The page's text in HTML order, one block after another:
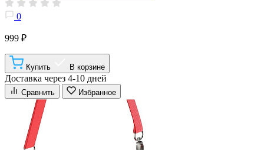
0
999 ₽
Купить В корзине
Доставка через 4-10 дней
Сравнить Избранное